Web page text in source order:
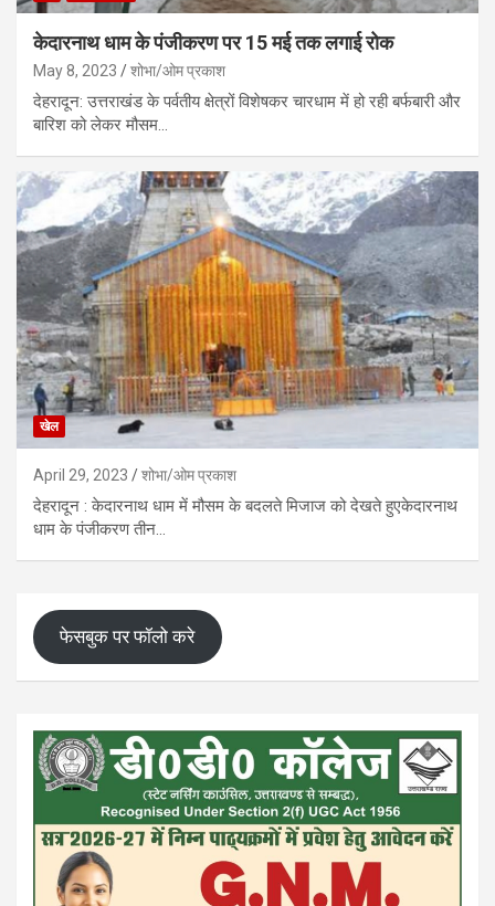
केदारनाथ धाम के पंजीकरण पर 15 मई तक लगाई रोक
May 8, 2023 शोभा/ओम प्रकाश
देहरादून: उत्तराखंड के पर्वतीय क्षेत्रों विशेषकर चारधाम में हो रही बर्फबारी और
बारिश को लेकर मौसम…
खेल
April 29, 2023 शोभा/ओम प्रकाश
देहरादून : केदारनाथ धाम में मौसम के बदलते मिजाज को देखते हुएकेदारनाथ
धाम के पंजीकरण तीन…
फेसबुक पर फॉलो करे